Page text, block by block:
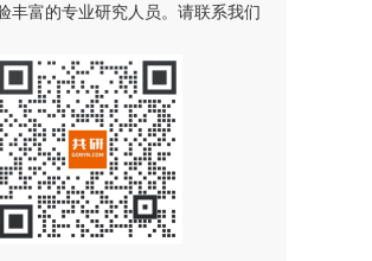
丰富的专业研究人员。请联系我们